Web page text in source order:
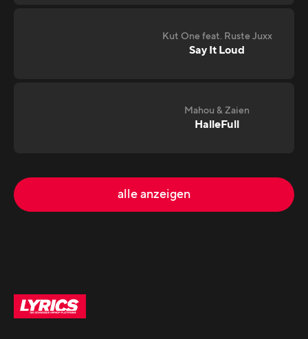
Kut One feat. Ruste Juxx
Say It Loud
Mahou & Zaien
HalleFull
alle anzeigen